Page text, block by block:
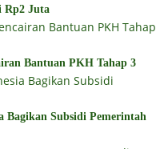
Rp2 Juta
Bantuan PKH Tahap 3
Bagikan Subsidi Pemerintah